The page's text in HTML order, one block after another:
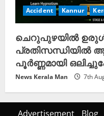
Accident Kannur
ചെറുപുഴയിൽ
പ്രതിസന്ധിയിൽ
പൂർണ്ണമായി
News Kerala Man 7th
Advertisement Blog